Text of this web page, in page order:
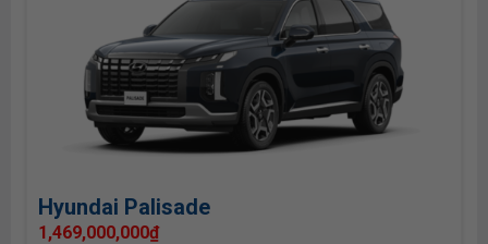
Hyundai Palisade
1,469,000,000₫